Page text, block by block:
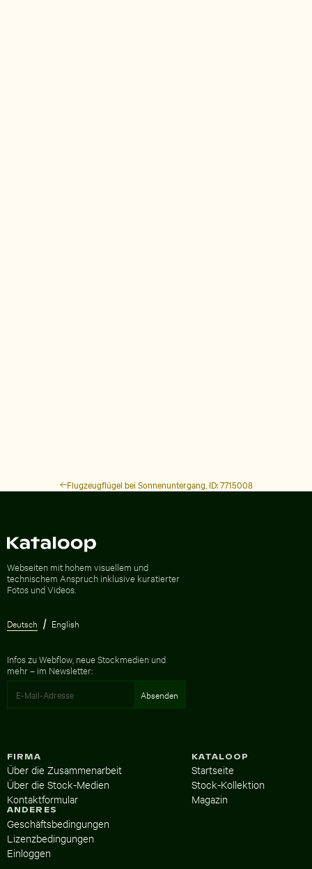
Flugzeugflügel bei Sonnenuntergang, ID: 7715008
Webseiten mit hohem visuellem und
technischem Anspruch inklusive kuratierter
Fotos und Videos.
Deutsch English
Infos zu Webflow, neue Stockmedien und
mehr – im Newsletter:
KATALOOP
Startseite
Stock-Kollektion
Magazin
FIRMA
Über die Zusammenarbeit
Über die Stock-Medien
Kontaktformular
ANDERES
Geschäftsbedingungen
Lizenzbedingungen
Einloggen